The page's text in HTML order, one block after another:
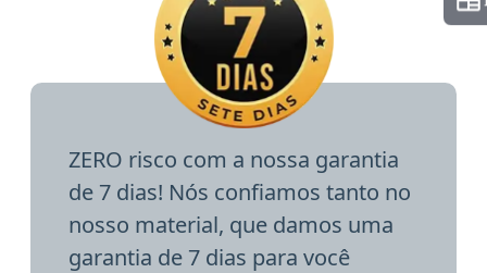
ZERO risco com a nossa garantia
de 7 dias! Nós confiamos tanto no
nosso material, que damos uma
garantia de 7 dias para você